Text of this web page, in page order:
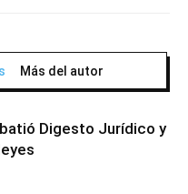
Más del autor
Digesto Jurídico y